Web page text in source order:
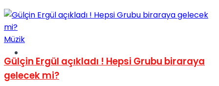
View All Result
Müzik
Gülçin Ergül açıkladı ! Hepsi Grubu biraraya
gelecek mi?